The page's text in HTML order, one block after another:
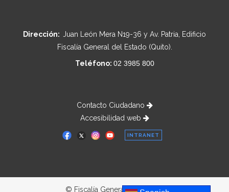
Dirección: Juan León Mera N19-36 y Av. Patria, Edificio
Fiscalía General del Estado (Quito).
Teléfono: 02 3985 800
Contacto Ciudadano
Accesibilidad web
INTRANET
© Fiscalía General del Estado